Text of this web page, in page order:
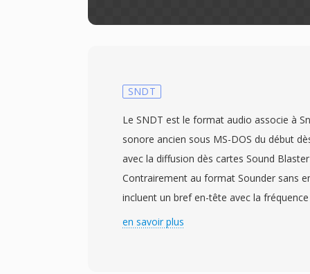
SNDT
Le SNDT est le format audio associe à
sonore ancien sous MS-DOS du début
avec la diffusion dès cartes Sound Blaster
Contrairement au format Sounder sans
incluent un bref en-tête avec la
et la longueur dès données — une
en savoir plus